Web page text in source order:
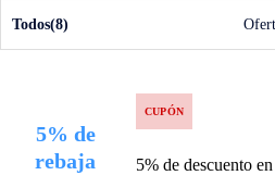
Todos(8)
5% de
rebaja
CUPÓN
5% de descuento